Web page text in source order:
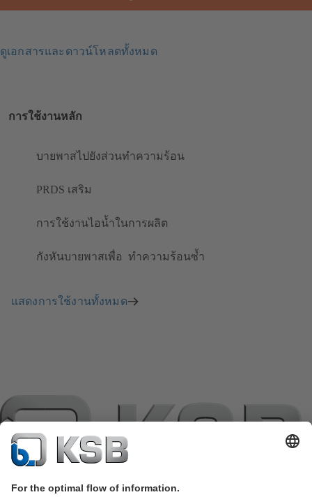
ดูเอกสารและดาวน์โหลดทั้งหมด
การใช้งานหลัก
บายพาสไปยังส่วนทำความร้อน
PRDS เสริม
การใช้งานไอน้ำในการผลิต
กังหันบายพาสเพื่อ ​ ทำความร้อนซ้ำ
แสดงการใช้งานทั้งหมด